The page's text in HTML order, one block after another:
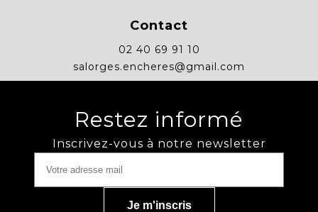
Contact
02 40 69 91 10
salorges.encheres@gmail.com
Restez informé
Inscrivez-vous à notre newsletter